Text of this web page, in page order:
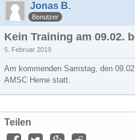
Jonas B.
Benutzer
Kein Training am 09.02.
5. Februar 2019
Am kommenden Samstag, den
AMSC Herne statt.
Teilen